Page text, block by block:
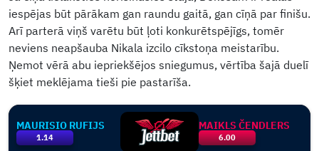
iespējas būt pārākam gan raundu gaitā, gan cīņā par finišu.
Arī parterā viņš varētu būt ļoti konkurētspējīgs, tomēr
neviens neapšauba Nikala izcilo cīkstoņa meistarību.
Ņemot vērā abu iepriekšējos sniegumus, vērtība šajā duelī
šķiet meklējama tieši pie pastarīša.
MAURISIO RUFIJS
1.14 6.00
MAIKLS ČENDLERS